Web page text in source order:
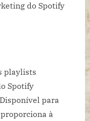
do Spotify
playlists
Spotify
para
à